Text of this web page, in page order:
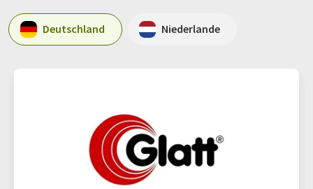
Deutschland Niederlande